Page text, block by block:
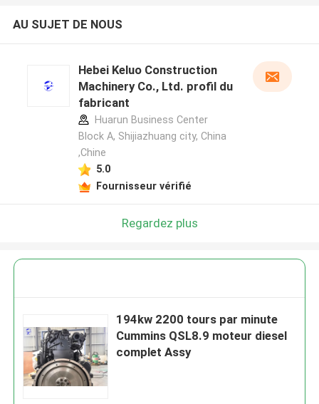
AU SUJET DE NOUS
Hebei Keluo Construction
Machinery Co., Ltd. profil du
fabricant
Huarun Business Center
Block A, Shijiazhuang city, China
,Chine
5.0
Fournisseur vérifié
Regardez plus
194kw 2200 tours par minute
Cummins QSL8.9 moteur diesel
complet Assy